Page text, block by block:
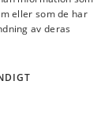
eller som de har
av deras